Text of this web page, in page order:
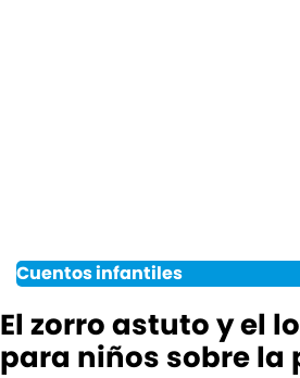
Cuentos infantiles
El zorro astuto y el
para niños sobre la